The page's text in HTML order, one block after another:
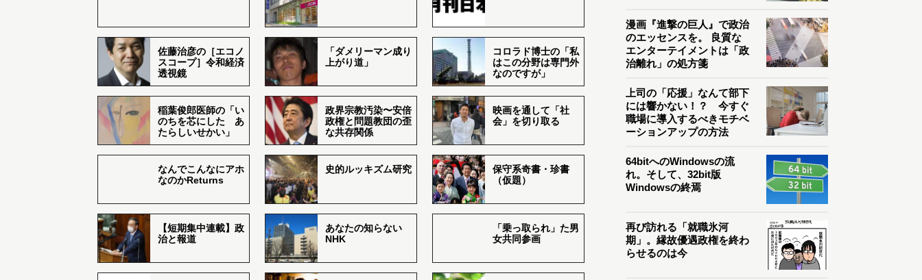
佐藤治彦の［エコノ
スコープ］令和経済
透視鏡
「ダメリーマン成り
上がり道」
コロラド博士の「私
はこの分野は専門外
なのですが」
稲葉俊郎医師の「い
のちを芯にした あ
たらしいせかい」
政界宗教汚染〜安倍
政権と問題教団の歪
な共存関係
映画を通して「社
会」を切り取る
なんでこんなにアホ
なのかReturns
史的ルッキズム研究
保守系奇書・珍書
（仮題）
【短期集中連載】政
治と報道
あなたの知らない
NHK
「乗っ取られ」た男
女共同参画
漫画『進撃の巨人』で政治
のエッセンスを。 良質な
エンターテイメントは「政
治離れ」の処方箋
上司の「応援」なんて部下
には響かない！？ 今すぐ
職場に導入するべきモチベ
ーションアップの方法
64bitへのWindowsの流
れ。そして、32bit版
Windowsの終焉
再び訪れる「就職氷河
期」。縁故優遇政権を終わ
らせるのは今